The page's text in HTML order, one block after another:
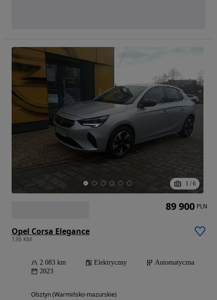
1 / 6
Opel Corsa Elegance
136 KM
2 083 km Elektryczny
Automatyczna
2023
Olsztyn (Warmińsko-mazurskie)
89 900 PLN